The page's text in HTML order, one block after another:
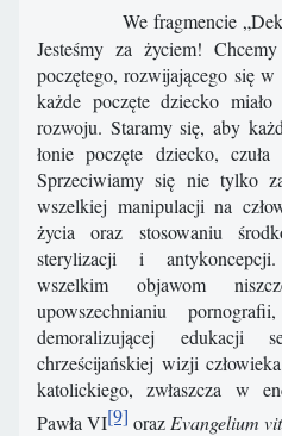
We fragmencie
Jesteśmy za życiem!
poczętego, rozwijającego się
każde poczęte dziecko
rozwoju. Staramy się, aby
łonie poczęte dziecko,
Sprzeciwiamy się nie tylko
wszelkiej manipulacji na
życia oraz stosowaniu
sterylizacji i
wszelkim objawom
upowszechnianiu
demoralizującej edukacji
chrześcijańskiej wizji
katolickiego, zwłaszcza w
Pawła VI[9] oraz Evangelium